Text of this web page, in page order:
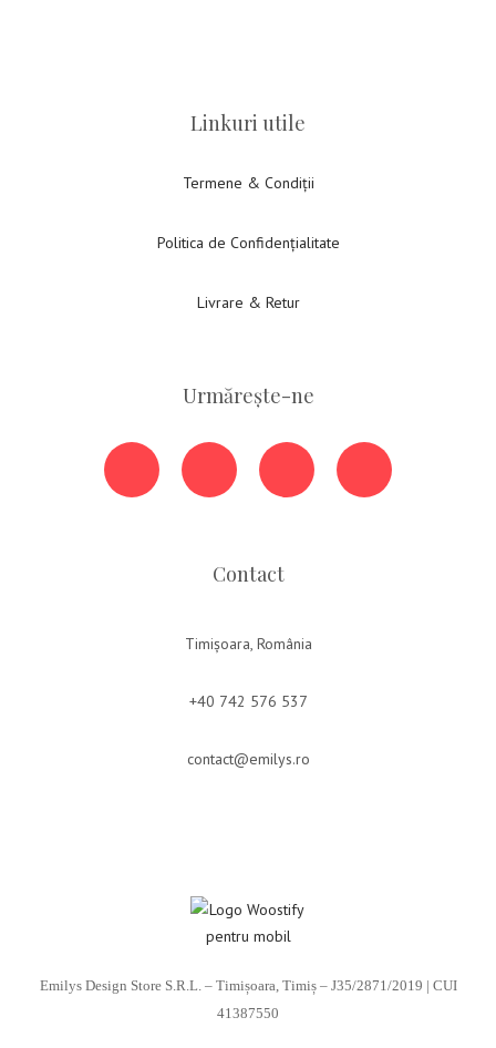
Linkuri utile
Termene & Condiții
Politica de Confidențialitate
Livrare & Retur
Urmărește-ne
Contact
Timișoara, România
+40 742 576 537
contact@emilys.ro
Emilys Design Store S.R.L. – Timișoara, Timiș – J35/2871/2019 | CUI
41387550